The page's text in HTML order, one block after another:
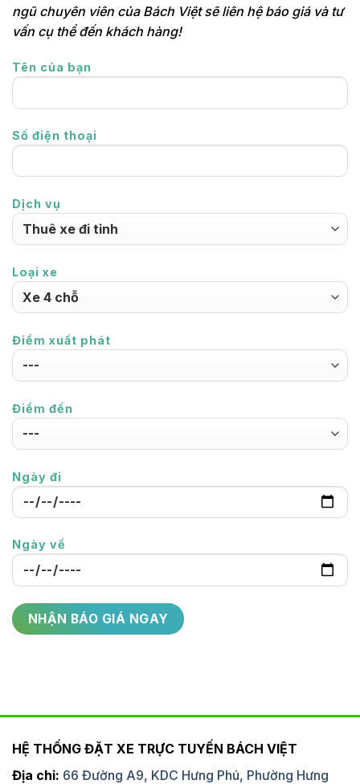
ngũ chuyên viên của Bách Việt sẽ liên hệ báo giá và tư
vấn cụ thể đến khách hàng!
Tên của bạn
Số điện thoại
Dịch vụ
Loại xe
Điểm xuất phát
Điểm đến
Ngày đi
Ngày về
HỆ THỐNG ĐẶT XE TRỰC TUYẾN BÁCH VIỆT
Địa chỉ: 66 Đường A9, KDC Hưng Phú, Phường Hưng